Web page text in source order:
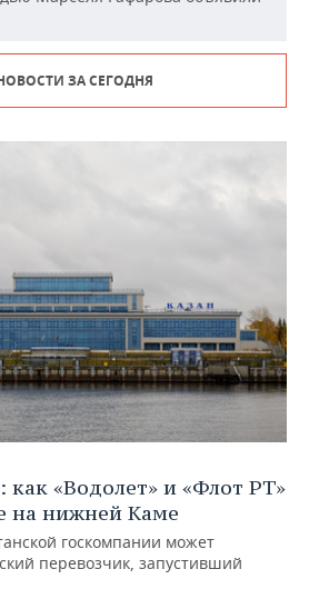
ЗА СЕГОДНЯ
«Водолет» и «Флот РТ»
на нижней Каме
госкомпании может
перевозчик, запустивший